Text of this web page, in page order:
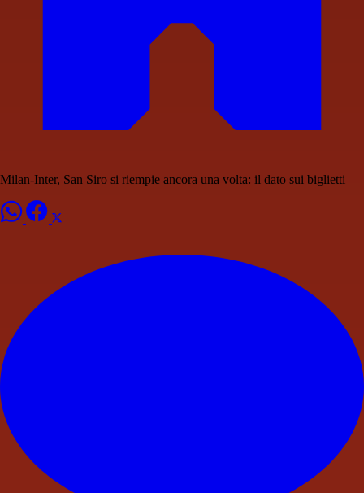
Milan-Inter, San Siro si riempie ancora una volta: il dato sui biglietti